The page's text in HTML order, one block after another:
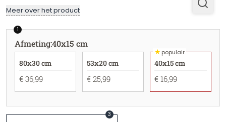
Meer over het product
1
Afmeting:40x15 cm
80x30 cm
€ 36,99
53x20 cm
€ 25,99
★populair
40x15 cm
€ 16,99
3